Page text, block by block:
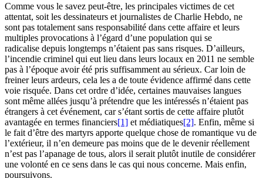
Comme vous le savez peut-être, les principales victimes de cet
attentat, soit les dessinateurs et journalistes de Charlie Hebdo, ne
sont pas totalement sans responsabilité dans cette affaire et leurs
multiples provocations à l’égard d’une population qui se
radicalise depuis longtemps n’étaient pas sans risques. D’ailleurs,
l’incendie criminel qui eut lieu dans leurs locaux en 2011 ne semble
pas à l’époque avoir été pris suffisamment au sérieux. Car loin de
freiner leurs ardeurs, cela les a de toute évidence affirmé dans cette
voie risquée. Dans cet ordre d’idée, certaines mauvaises langues
sont même allées jusqu’à prétendre que les intéressés n’étaient pas
étrangers à cet événement, car s’étant sortis de cette affaire plutôt
avantagée en termes financiers[1] et médiatiques[2]. Enfin, même si
le fait d’être des martyrs apporte quelque chose de romantique vu de
l’extérieur, il n’en demeure pas moins que de le devenir réellement
n’est pas l’apanage de tous, alors il serait plutôt inutile de considérer
une volonté en ce sens dans le cas qui nous concerne. Mais enfin,
poursuivons.